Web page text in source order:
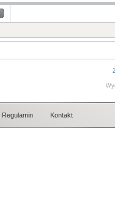
Regulamin Kontakt